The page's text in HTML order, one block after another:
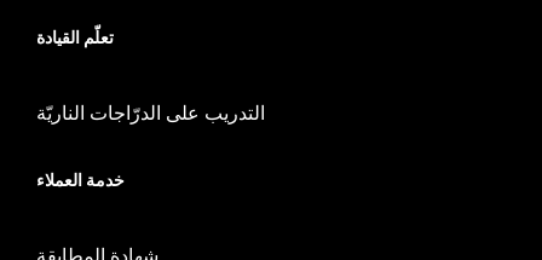
تعلّم القيادة
التدريب على الدرّاجات الناريّة
خدمة العملاء
شهادة المطابقة